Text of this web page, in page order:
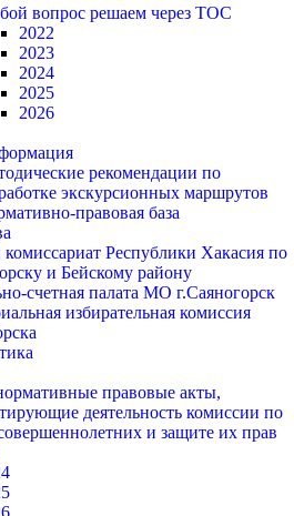
вопрос решаем через ТОС
2022
2023
2024
2025
2026
рекомендации по
экскурсионных маршрутов
правовая база
Республики Хакасия по
и Бейскому району
счетная палата МО г.Саяногорск
избирательная комиссия
правовые акты,
деятельность комиссии по
и защите их прав